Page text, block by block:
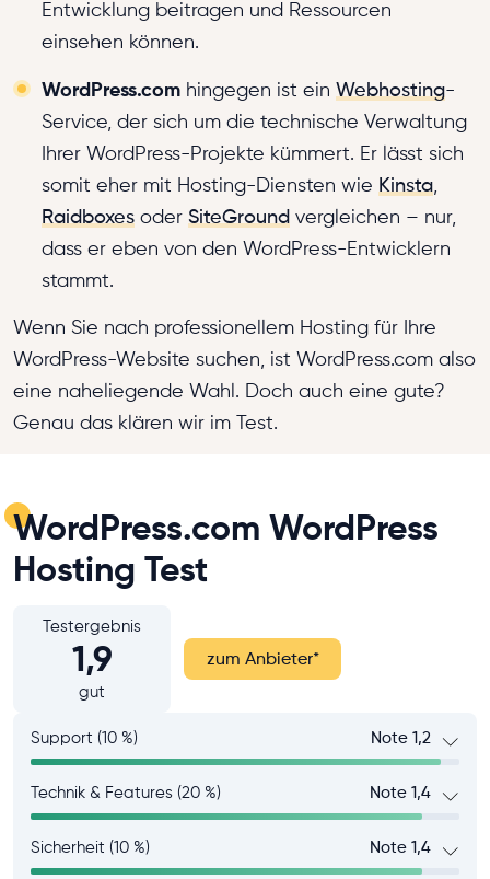
Entwicklung beitragen und Ressourcen
einsehen können.
WordPress.com hingegen ist ein Webhosting-
Service, der sich um die technische Verwaltung
Ihrer WordPress-Projekte kümmert. Er lässt sich
somit eher mit Hosting-Diensten wie Kinsta,
Raidboxes oder SiteGround vergleichen – nur,
dass er eben von den WordPress-Entwicklern
stammt.
Wenn Sie nach professionellem Hosting für Ihre
WordPress-Website suchen, ist WordPress.com also
eine naheliegende Wahl. Doch auch eine gute?
Genau das klären wir im Test.
WordPress.com WordPress
Hosting Test
Testergebnis
1,9
gut
zum Anbieter*
Support (10 %) Note 1,2
Technik & Features (20 %) Note 1,4
Sicherheit (10 %) Note 1,4